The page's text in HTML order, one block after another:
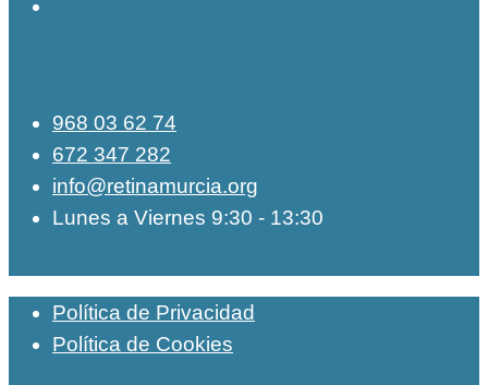
968 03 62 74
672 347 282
info@retinamurcia.org
Lunes a Viernes 9:30 - 13:30
Política de Privacidad
Política de Cookies